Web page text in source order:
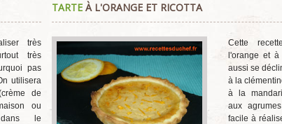
très
très
pas
utilisera
de
ou
le
utilisateur: 5 /5
TARTE À L'ORANGE ET RICOTTA
Cette
l'orange et
aussi se
à la
à la
aux
facile à